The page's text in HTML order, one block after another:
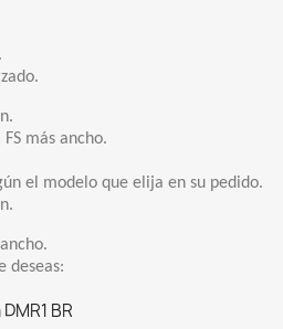
más ancho.
el modelo que elija en su pedido.
deseas:
BR